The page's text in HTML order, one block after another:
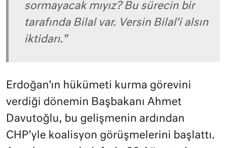
sormayacak mıyız? Bu sürecin bir
tarafında Bilal var. Versin Bilal’i alsın
iktidarı.”
Erdoğan’ın hükümeti kurma görevini
verdiği dönemin Başbakanı Ahmet
Davutoğlu, bu gelişmenin ardından
CHP’yle koalisyon görüşmelerini başlattı.